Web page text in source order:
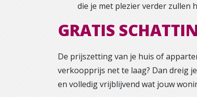
die je met plezier verder zullen
GRATIS
De prijszetting van je huis of
verkoopprijs net te laag? Dan dreig
en volledig vrijblijvend wat jouw